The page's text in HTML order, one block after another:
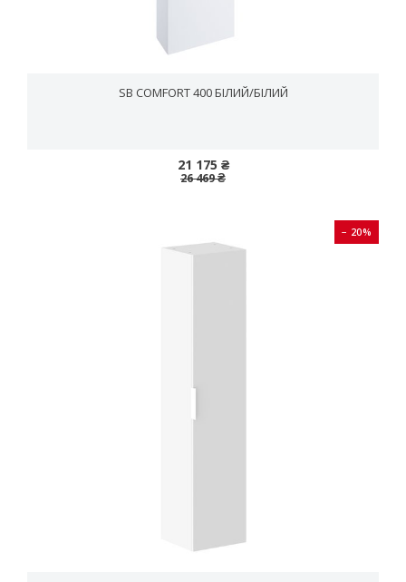
SB COMFORT 400 БІЛИЙ/БІЛИЙ
21 175 ₴
26 469 ₴
− 20%